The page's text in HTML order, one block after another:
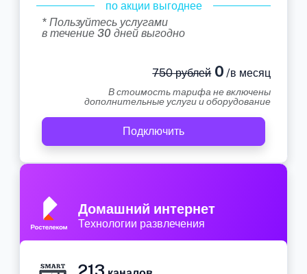
по акции выгоднее
* Пользуйтесь услугами
в течение 30 дней выгодно
750 рублей0 /в месяц
В стоимость тарифа не включены
дополнительные услуги и оборудование
Подключить
Домашний интернет
Технологии развлечения